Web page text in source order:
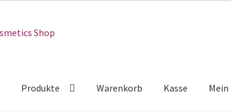
Produkte Warenkorb Kasse